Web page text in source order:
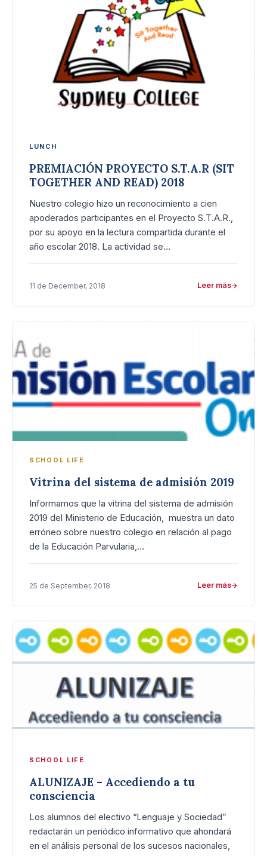
LUNCH
PREMIACIÓN PROYECTO S.T.A.R (SIT
TOGETHER AND READ) 2018
Nuestro colegio hizo un reconocimiento a cien
apoderados participantes en el Proyecto S.T.A.R.,
por su apoyo en la lectura compartida durante el
año escolar 2018. La actividad se…
11 de December, 2018 Leer más
SCHOOL LIFE
Vitrina del sistema de admisión 2019
Informamos que la vitrina del sistema de admisión
2019 del Ministerio de Educación, muestra un dato
erróneo sobre nuestro colegio en relación al pago
de la Educación Parvularia,…
25 de September, 2018 Leer más
SCHOOL LIFE
ALUNIZAJE – Accediendo a tu
consciencia
Los alumnos del electivo “Lenguaje y Sociedad”
redactarán un periódico informativo que ahondará
en el análisis personal de los sucesos nacionales,